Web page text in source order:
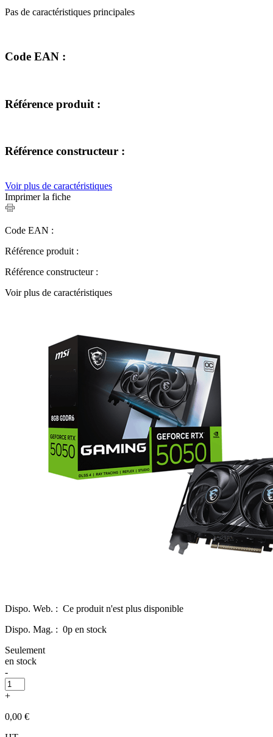
Pas de caractéristiques principales
Code EAN :
Référence produit :
Référence constructeur :
Voir plus de caractéristiques
Imprimer la fiche
Code EAN :
Référence produit :
Référence constructeur :
Voir plus de caractéristiques
Dispo. Web. : Ce produit n'est plus disponible
Dispo. Mag. : 0p en stock
Seulement
en stock
-
+
0,00 €